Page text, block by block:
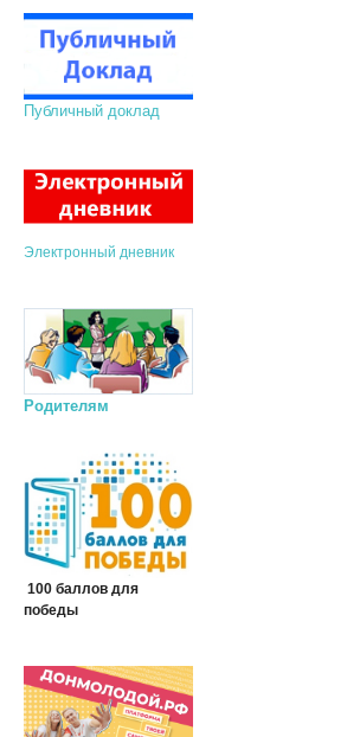
Публичный доклад
Электронный дневник
Родителям
100 баллов для
победы